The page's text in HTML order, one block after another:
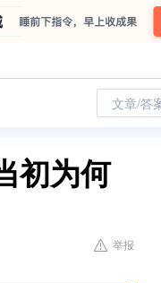
文章/答
初为何
举报